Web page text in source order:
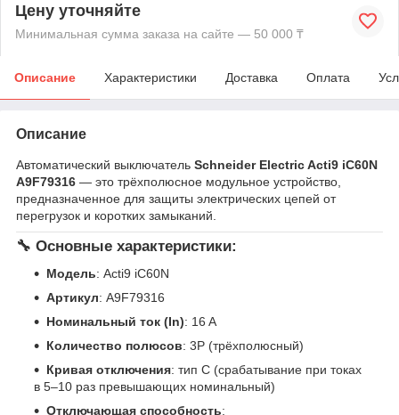
Цену уточняйте
Минимальная сумма заказа на сайте — 50 000 ₸
Описание Характеристики Доставка Оплата
Описание
Автоматический выключатель Schneider Electric Acti9 iC60N
A9F79316 — это трёхполюсное модульное устройство,
предназначенное для защиты электрических цепей от
перегрузок и коротких замыканий.
🔧 Основные характеристики:
Модель: Acti9 iC60N
Артикул: A9F79316
Номинальный ток (In): 16 А
Количество полюсов: 3P (трёхполюсный)
Кривая отключения: тип C (срабатывание при токах
в 5–10 раз превышающих номинальный)
Отключающая способность: